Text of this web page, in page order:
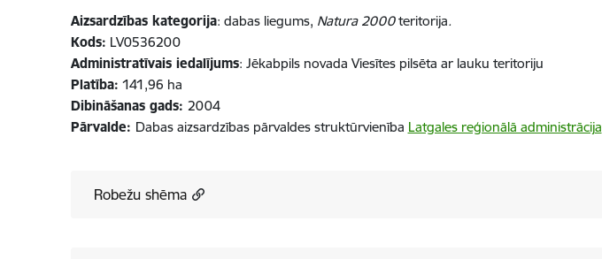
Aizsardzības kategorija: dabas liegums, Natura 2000teritorija.
Kods: LV0536200
Administratīvais iedalījums: Jēkabpils novada Viesītes pilsēta ar lauku teritoriju
Platība: 141,96 ha
Dibināšanas gads: 2004
Pārvalde: Dabas aizsardzības pārvaldes struktūrvienība Latgales reģionālā administrācija
Robežu shēma